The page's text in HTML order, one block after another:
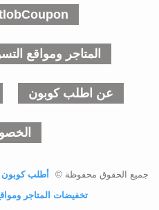
المتاجر ومواقع
عن اطلب كوبون
جميع الحقوق محفوظة ©
تخفيضات المتاجر